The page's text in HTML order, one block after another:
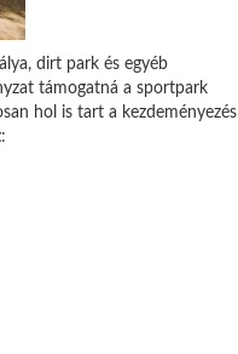
dirt park és egyéb
támogatná a sportpark
hol is tart a kezdeményezés
: